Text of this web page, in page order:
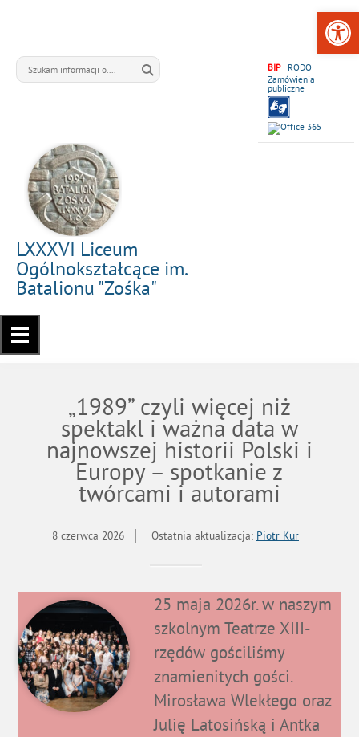
BIP
RODO
Zamówienia
publiczne
LXXXVI Liceum
Ogólnokształcące im.
Batalionu "Zośka"
„1989” czyli więcej niż
spektakl i ważna data w
najnowszej historii Polski i
Europy – spotkanie z
twórcami i autorami
8 czerwca 2026 Ostatnia aktualizacja: Piotr Kur
25 maja 2026r. w naszym
szkolnym Teatrze XIII-
rzędów gościliśmy
znamienitych gości.
Mirosława Wlekłego oraz
Julię Latosińską i Antka